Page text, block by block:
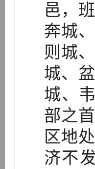
邑，
奔城
则城
城、
城、
部之
区地
济不